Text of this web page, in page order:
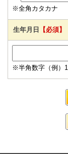
※全角カタカナ
生年月日 【必須】
※半角数字（例）